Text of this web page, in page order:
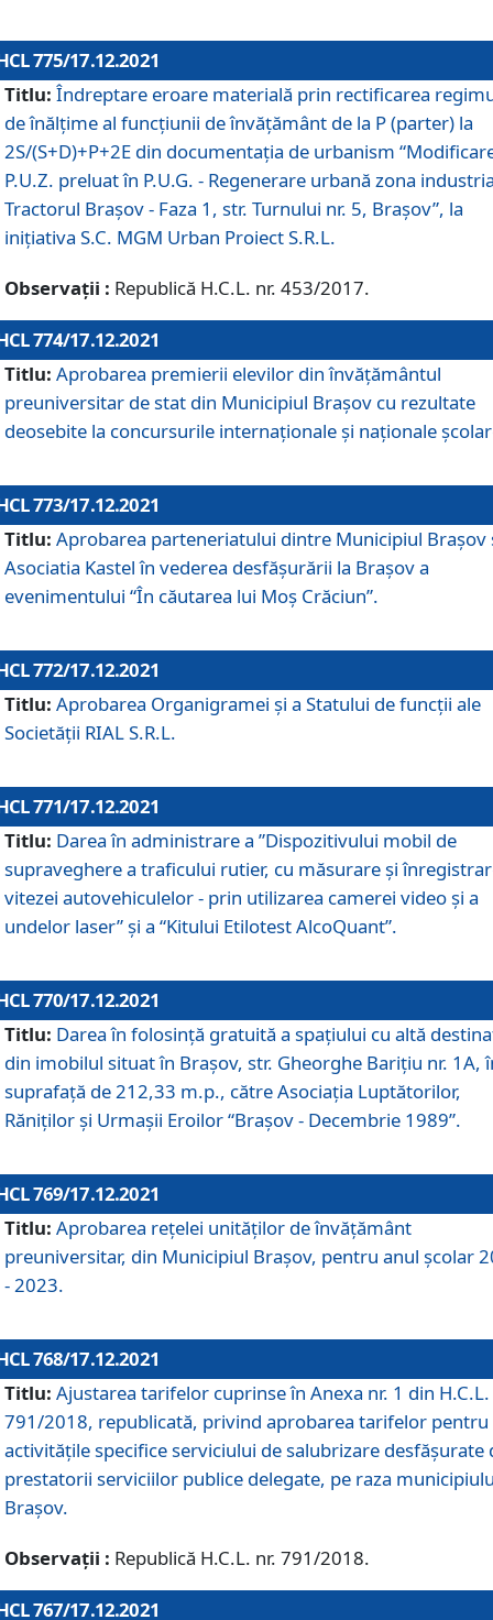
775/17.12.2021
Titlu: Îndreptare eroare materială prin rectificarea
de înălţime al funcţiunii de învăţământ de la P (parter) la
2S/(S+D)+P+2E din documentaţia de urbanism
P.U.Z. preluat în P.U.G. - Regenerare urbană zona
Tractorul Braşov - Faza 1, str. Turnului nr. 5, Braşov”, la
iniţiativa S.C. MGM Urban Proiect S.R.L.
Observații : Republică H.C.L. nr. 453/2017.
774/17.12.2021
Titlu: Aprobarea premierii elevilor din învățământul
preuniversitar de stat din Municipiul Brașov cu rezultate
deosebite la concursurile internaționale și naționale
773/17.12.2021
Titlu: Aprobarea parteneriatului dintre Municipiul Brașov
Asociatia Kastel în vederea desfăşurării la Brașov a
evenimentului “În căutarea lui Moș Crăciun”.
772/17.12.2021
Titlu: Aprobarea Organigramei şi a Statului de funcţii ale
Societăţii RIAL S.R.L.
771/17.12.2021
Titlu: Darea în administrare a ”Dispozitivului mobil de
supraveghere a traficului rutier, cu măsurare și
vitezei autovehiculelor - prin utilizarea camerei video și a
undelor laser” și a “Kitului Etilotest AlcoQuant”.
770/17.12.2021
Titlu: Darea în folosinţă gratuită a spaţiului cu altă
din imobilul situat în Braşov, str. Gheorghe Bariţiu nr. 1A,
suprafaţă de 212,33 m.p., către Asociaţia Luptătorilor,
Răniţilor şi Urmaşii Eroilor “Braşov - Decembrie 1989”.
769/17.12.2021
Titlu: Aprobarea reţelei unităţilor de învăţământ
preuniversitar, din Municipiul Braşov, pentru anul şcolar
- 2023.
768/17.12.2021
Titlu: Ajustarea tarifelor cuprinse în Anexa nr. 1 din H.C.L.
791/2018, republicată, privind aprobarea tarifelor pentru
activităţile specifice serviciului de salubrizare desfăşurate
prestatorii serviciilor publice delegate, pe raza
Braşov.
Observații : Republică H.C.L. nr. 791/2018.
767/17.12.2021